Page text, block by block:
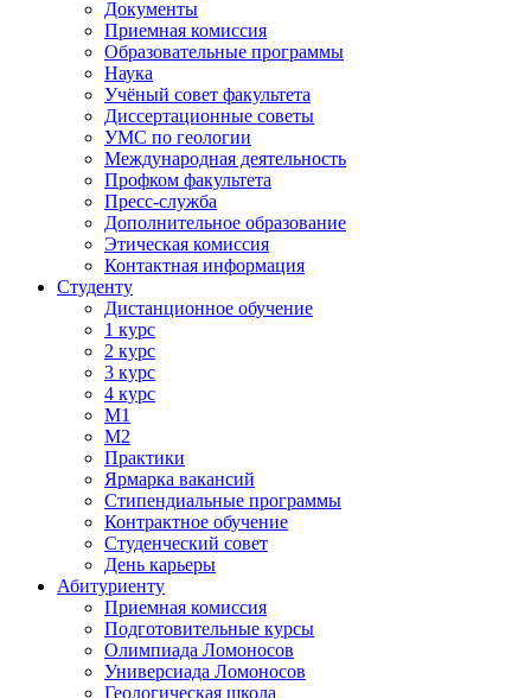
Документы
Приемная комиссия
Образовательные программы
Наука
Учёный совет факультета
Диссертационные советы
УМС по геологии
Международная деятельность
Профком факультета
Пресс-служба
Дополнительное образование
Этическая комиссия
Контактная информация
Студенту
Дистанционное обучение
1 курс
2 курс
3 курс
4 курс
М1
М2
Практики
Ярмарка вакансий
Стипендиальные программы
Контрактное обучение
Студенческий совет
День карьеры
Абитуриенту
Приемная комиссия
Подготовительные курсы
Олимпиада Ломоносов
Универсиада Ломоносов
Геологическая школа